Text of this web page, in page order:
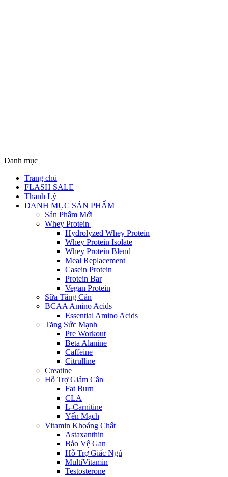
Danh mục
Trang chủ
FLASH SALE
Thanh Lý
DANH MỤC SẢN PHẨM
Sản Phẩm Mới
Whey Protein
Hydrolyzed Whey Protein
Whey Protein Isolate
Whey Protein Blend
Meal Replacement
Casein Protein
Protein Bar
Vegan Protein
Sữa Tăng Cân
BCAA Amino Acids
Essential Amino Acids
Tăng Sức Mạnh
Pre Workout
Beta Alanine
Caffeine
Citrulline
Creatine
Hỗ Trợ Giảm Cân
Fat Burn
CLA
L-Carnitine
Yến Mạch
Vitamin Khoáng Chất
Astaxanthin
Bảo Vệ Gan
Hỗ Trợ Giấc Ngủ
MultiVitamin
Testosterone